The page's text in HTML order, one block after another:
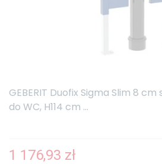
GEBERIT Duofix Sigma Slim 8
do WC, H114 cm ...
1 176,93 zł